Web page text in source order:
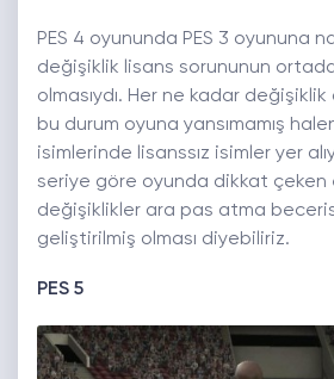
PES 4 oyununda PES 3 oyununa
değişiklik lisans sorununun ortadan
olmasıydı. Her ne kadar
bu durum oyuna yansımamış
isimlerinde lisanssız isimler yer
seriye göre oyunda dikkat çeken
değişiklikler ara pas atma
geliştirilmiş olması diyebiliriz.
PES 5